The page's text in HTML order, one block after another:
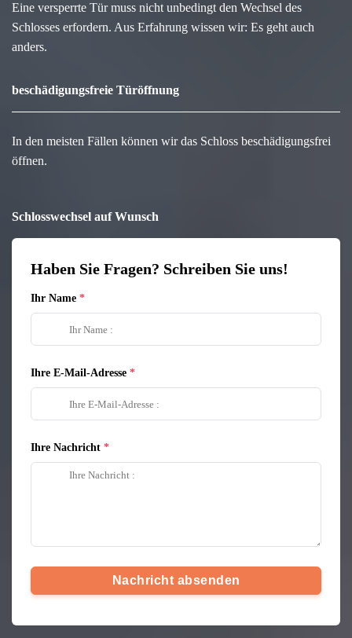
Eine versperrte Tür muss nicht unbedingt den Wechsel des
Schlosses erfordern. Aus Erfahrung wissen wir: Es geht auch
anders.
beschädigungsfreie Türöffnung
In den meisten Fällen können wir das Schloss beschädigungsfrei
öffnen.
Schlosswechsel auf Wunsch
Haben Sie Fragen? Schreiben Sie uns!
Ihr Name
Ihre E-Mail-Adresse
Ihre Nachricht
Nachricht absenden